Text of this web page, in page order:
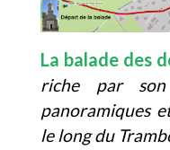
La balade des
riche par son
panoramiques
le long du